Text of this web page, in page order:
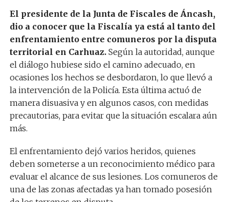
El presidente de la Junta de Fiscales de Áncash,
dio a conocer que la Fiscalía ya está al tanto del
enfrentamiento entre comuneros por la disputa
territorial en Carhuaz. Según la autoridad, aunque
el diálogo hubiese sido el camino adecuado, en
ocasiones los hechos se desbordaron, lo que llevó a
la intervención de la Policía. Esta última actuó de
manera disuasiva y en algunos casos, con medidas
precautorias, para evitar que la situación escalara aún
más.
El enfrentamiento dejó varios heridos, quienes
deben someterse a un reconocimiento médico para
evaluar el alcance de sus lesiones. Los comuneros de
una de las zonas afectadas ya han tomado posesión